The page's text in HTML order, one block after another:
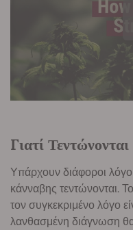
Γιατί
Υπάρχουν διάφοροι
κάνναβης τεντώνονται.
τον συγκεκριμένο λόγο
λανθασμένη διάγνωση